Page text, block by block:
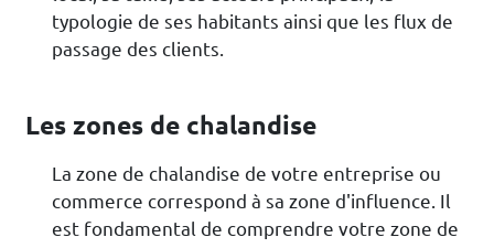
typologie de ses habitants ainsi que les flux de
passage des clients.
Les zones de chalandise
La zone de chalandise de votre entreprise ou
commerce correspond à sa zone d'influence. Il
est fondamental de comprendre votre zone de